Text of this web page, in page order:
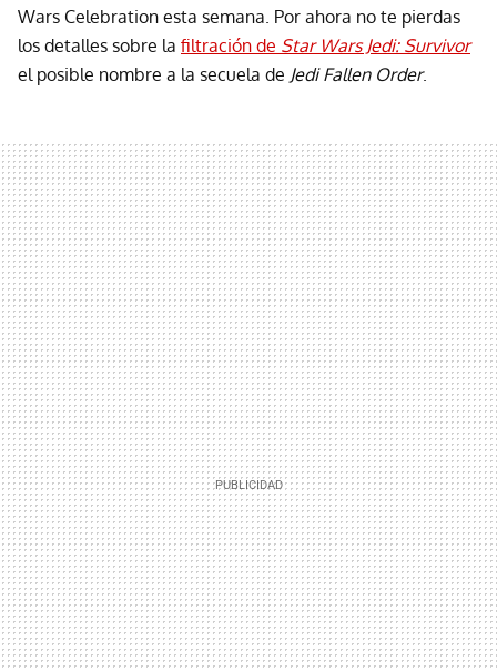
Wars Celebration esta semana. Por ahora no te pierdas
los detalles sobre la filtración de Star Wars Jedi: Survivor
el posible nombre a la secuela de Jedi Fallen Order.